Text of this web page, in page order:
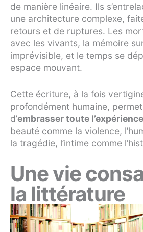
de manière linéaire. Ils
une architecture complexe,
retours et de ruptures. Les
avec les vivants, la mémoire
imprévisible, et le temps se
espace mouvant.
Cette écriture, à la fois
profondément humaine,
d’embrasser toute
beauté comme la violence,
la tragédie, l’intime comme
Une vie
la littérature